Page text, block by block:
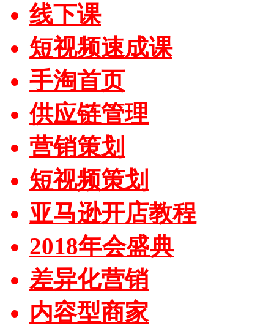
线下课
短视频速成课
手淘首页
供应链管理
营销策划
短视频策划
亚马逊开店教程
2018年会盛典
差异化营销
内容型商家